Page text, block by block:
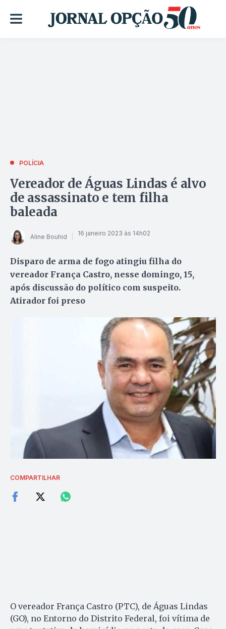
POLÍCIA
Vereador de Águas Lindas é alvo
de assassinato e tem filha
baleada
Aline Bouhid 16 janeiro 2023 às 14h02
Disparo de arma de fogo atingiu filha do
vereador França Castro, nesse domingo, 15,
após discussão do político com suspeito.
Atirador foi preso
COMPARTILHAR
O vereador França Castro (PTC), de Águas Lindas
(GO), no Entorno do Distrito Federal, foi vítima de